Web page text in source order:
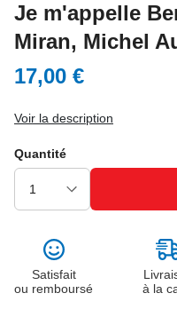
Je m'appelle
Miran, Michel
17,00 €
Voir la description
Quantité
Satisfait
ou remboursé
à la